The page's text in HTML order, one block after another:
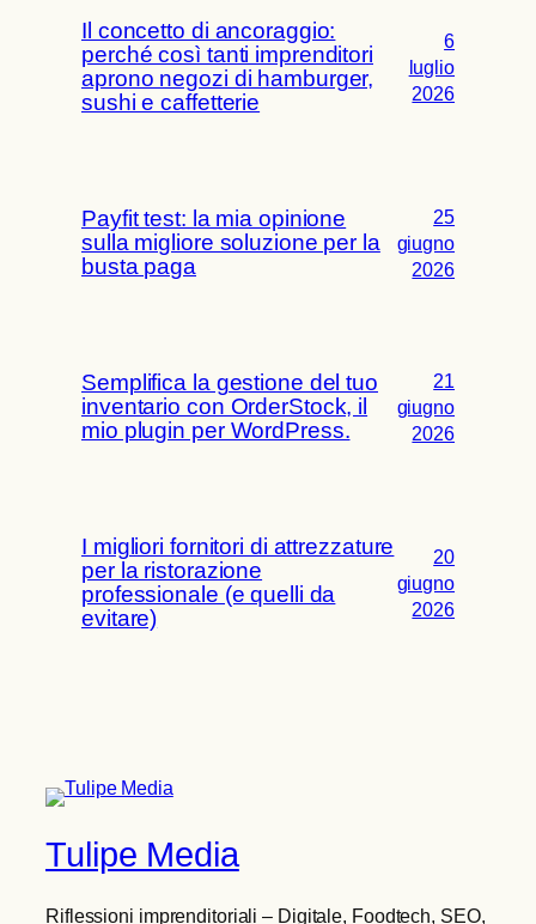
Il concetto di ancoraggio:
perché così tanti imprenditori
aprono negozi di hamburger,
sushi e caffetterie
6
luglio
2026
Payfit test: la mia opinione
sulla migliore soluzione per la
busta paga
25
giugno
2026
Semplifica la gestione del tuo
inventario con OrderStock, il
mio plugin per WordPress.
21
giugno
2026
I migliori fornitori di attrezzature
per la ristorazione
professionale (e quelli da
evitare)
20
giugno
2026
Tulipe Media
Riflessioni imprenditoriali – Digitale, Foodtech, SEO,